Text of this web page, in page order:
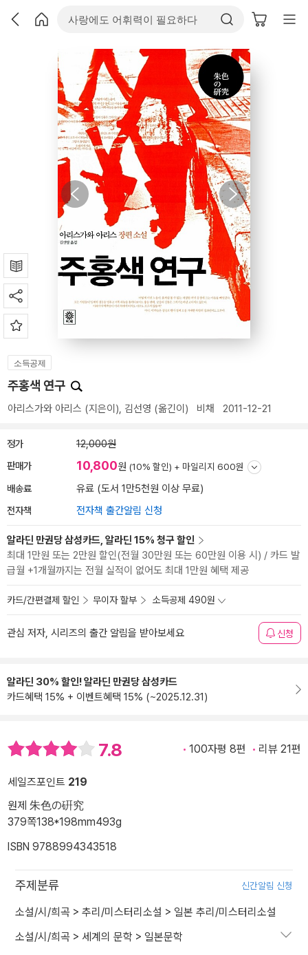
소득공제
주홍색 연구
아리스가와 아리스 (지은이), 김선영 (옮긴이) 비채 2011-12-21
정가 12,000원
판매가 10,800원 (10% 할인) + 마일리지 600원
배송료 유료 (도서 1만5천원 이상 무료)
전자책 전자책 출간알림 신청
알라딘 만권당 삼성카드, 알라딘 15% 청구 할인
최대 1만원 또는 2만원 할인(전월 30만원 또는 60만원 이용 시) / 카드 발
급월 +1개월까지는 전월 실적이 없어도 최대 1만원 혜택 제공
카드/간편결제 할인 무이자 할부 소득공제 490원
관심 저자, 시리즈의 출간 알림을 받아보세요 신청
알라딘 30% 할인! 알라딘 만권당 삼성카드
카드혜택 15% + 이벤트혜택 15% (~2025.12.31)
7.8 100자평 8편 리뷰 21편
세일즈포인트 219
원제 朱色の硏究
379쪽138*198mm493g
ISBN 9788994343518
주제분류 신간알림 신청
소설/시/희곡 > 추리/미스터리소설 > 일본 추리/미스터리소설
소설/시/희곡 > 세계의 문학 > 일본문학